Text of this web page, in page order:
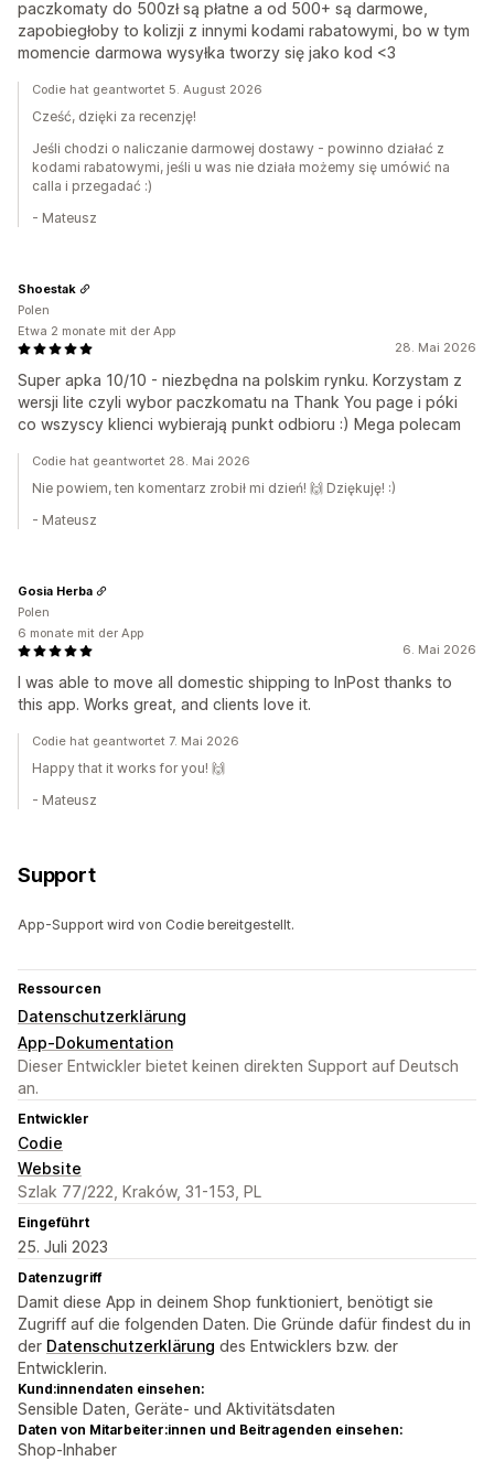
paczkomaty do 500zł są płatne a od 500+ są darmowe,
zapobiegłoby to kolizji z innymi kodami rabatowymi, bo w tym
momencie darmowa wysyłka tworzy się jako kod <3
Codie hat geantwortet 5. August 2026
Cześć, dzięki za recenzję!
Jeśli chodzi o naliczanie darmowej dostawy - powinno działać z
kodami rabatowymi, jeśli u was nie działa możemy się umówić na
calla i przegadać :)
- Mateusz
28. Mai 2026
Super apka 10/10 - niezbędna na polskim rynku. Korzystam z
wersji lite czyli wybor paczkomatu na Thank You page i póki
co wszyscy klienci wybierają punkt odbioru :) Mega polecam
Shoestak
Polen
Etwa 2 monate mit der App
Codie hat geantwortet 28. Mai 2026
Nie powiem, ten komentarz zrobił mi dzień! 🙌 Dziękuję! :)
- Mateusz
6. Mai 2026
I was able to move all domestic shipping to InPost thanks to
this app. Works great, and clients love it.
Gosia Herba
Polen
6 monate mit der App
Codie hat geantwortet 7. Mai 2026
Happy that it works for you! 🙌
- Mateusz
Support
App-Support wird von Codie bereitgestellt.
Ressourcen
Datenschutzerklärung
App-Dokumentation
Dieser Entwickler bietet keinen direkten Support auf Deutsch
an.
Entwickler
Codie
Website
Szlak 77/222, Kraków, 31-153, PL
Eingeführt
25. Juli 2023
Datenzugriff
Damit diese App in deinem Shop funktioniert, benötigt sie
Zugriff auf die folgenden Daten. Die Gründe dafür findest du in
der Datenschutzerklärung des Entwicklers bzw. der
Entwicklerin.
Kund:innendaten einsehen:
Sensible Daten, Geräte- und Aktivitätsdaten
Daten von Mitarbeiter:innen und Beitragenden einsehen:
Shop-Inhaber